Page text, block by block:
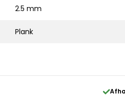
2.5 mm
Plank